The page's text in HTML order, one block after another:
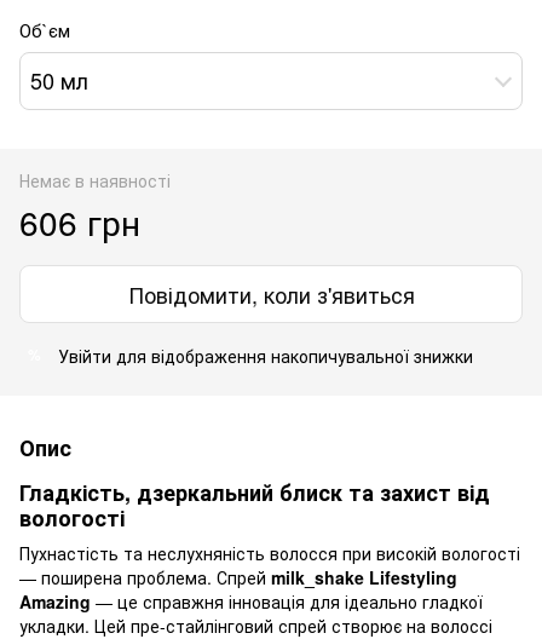
Об`єм
50 мл
Немає в наявності
606 грн
Повідомити, коли з'явиться
Увійти для відображення накопичувальної знижки
Опис
Гладкість, дзеркальний блиск та захист від
вологості
Пухнастість та неслухняність волосся при високій вологості
— поширена проблема. Спрей milk_shake Lifestyling
Amazing — це справжня інновація для ідеально гладкої
укладки. Цей пре-стайлінговий спрей створює на волоссі